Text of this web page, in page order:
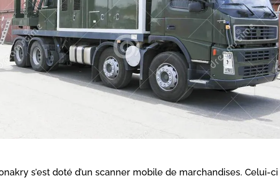
s’est doté d’un scanner mobile de marchandises. Celui-ci